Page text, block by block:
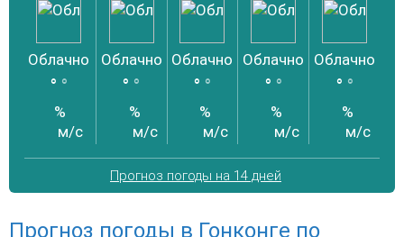
Облачно
° °
%
м/с
Облачно
° °
%
м/с
Облачно
° °
%
м/с
Облачно
° °
%
м/с
Облачно
° °
%
м/с
Прогноз погоды на 14 дней
Прогноз погоды в Гонконге по